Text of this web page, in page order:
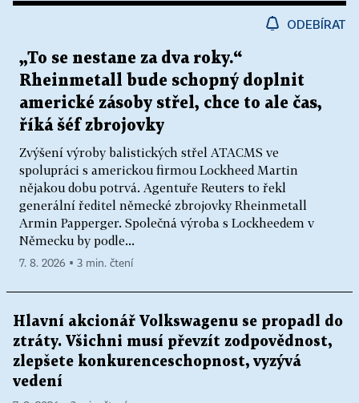
ODEBÍRAT
„To se nestane za dva roky.“
Rheinmetall bude schopný doplnit
americké zásoby střel, chce to ale čas,
říká šéf zbrojovky
Zvýšení výroby balistických střel ATACMS ve
spolupráci s americkou firmou Lockheed Martin
nějakou dobu potrvá. Agentuře Reuters to řekl
generální ředitel německé zbrojovky Rheinmetall
Armin Papperger. Společná výroba s Lockheedem v
Německu by podle...
7. 8. 2026 ▪ 3 min. čtení
Hlavní akcionář Volkswagenu se propadl do
ztráty. Všichni musí převzít zodpovědnost,
zlepšete konkurenceschopnost, vyzývá
vedení